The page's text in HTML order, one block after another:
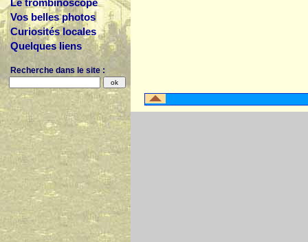
Le trombinoscope
Vos belles photos
Curiosités locales
Quelques liens
Recherche dans le site :